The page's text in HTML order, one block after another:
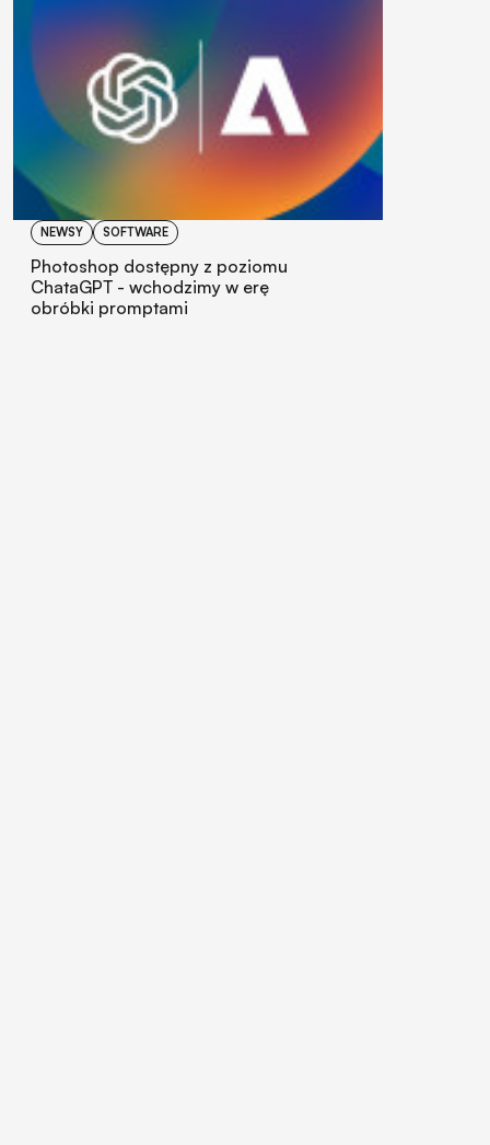
NEWSY SOFTWARE
Photoshop dostępny z poziomu
ChataGPT - wchodzimy w erę
obróbki promptami